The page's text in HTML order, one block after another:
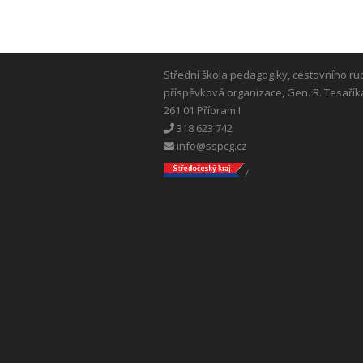
Střední škola pedagogiky, cestovního
příspěvková organizace, Gen. R.
261 01 Příbram I
318 623 742
info@sspcg.cz
/